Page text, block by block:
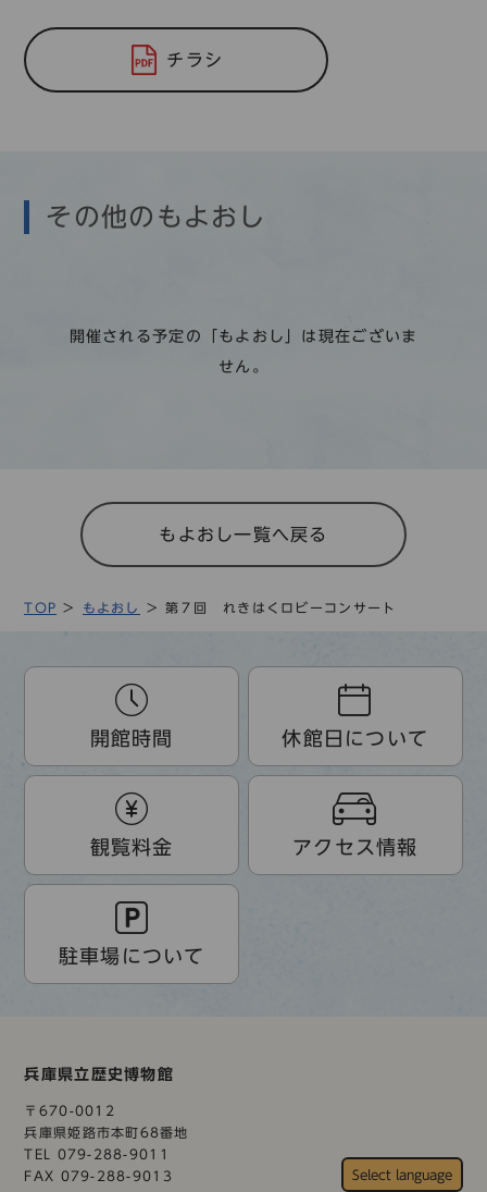
チラシ
その他のもよおし
開催される予定の「もよおし」は現在ございま
せん。
もよおし一覧へ戻る
TOP もよおし 第７回 れきはくロビーコンサート
開館時間 休館日について
観覧料金 アクセス情報
駐車場について
兵庫県立歴史博物館
〒670-0012
兵庫県姫路市本町68番地
TEL 079-288-9011
FAX 079-288-9013